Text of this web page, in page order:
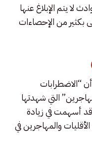
لا يتم الإبلاغ عنها
بكثير من الإحصاءات
“الاضطرابات
التي شهدتها
أسهمت في زيادة
والمهاجرين في